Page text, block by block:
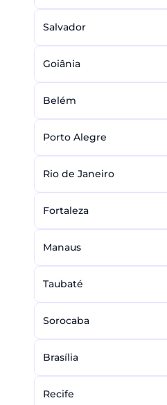
Salvador
Goiânia
Belém
Porto Alegre
Rio de Janeiro
Fortaleza
Manaus
Taubaté
Sorocaba
Brasília
Recife